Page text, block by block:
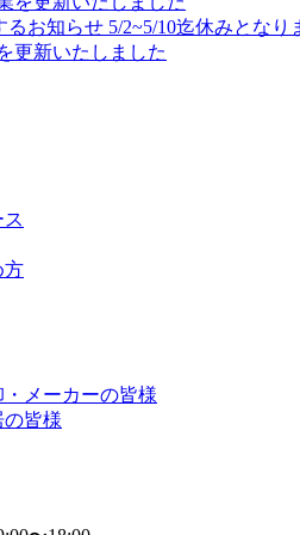
お知らせ 5/2~5/10迄休みとなり
新いたしました
方
メーカーの皆様
の皆様